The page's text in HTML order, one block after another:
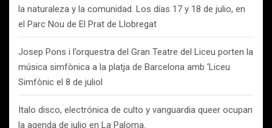
la naturaleza y la comunidad. Los días 17 y 18 de julio, en
el Parc Nou de El Prat de Llobregat
Josep Pons i l’orquestra del Gran Teatre del Liceu porten la
música simfònica a la platja de Barcelona amb ‘Liceu
Simfònic el 8 de juliol
Italo disco, electrónica de culto y vanguardia queer ocupan
la agenda de julio en La Paloma.